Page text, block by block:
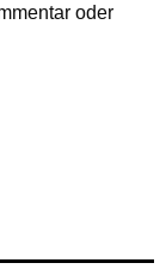
oder